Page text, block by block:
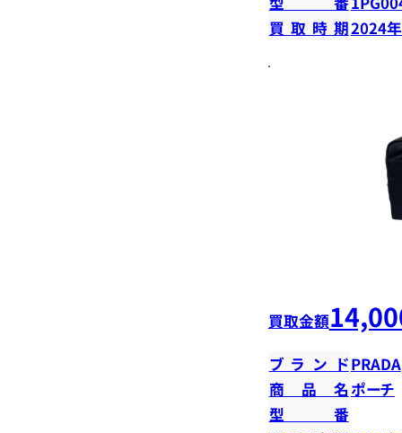
買取時期2024
買取金額
ブランドPRADA
商品名ポーチ
型番